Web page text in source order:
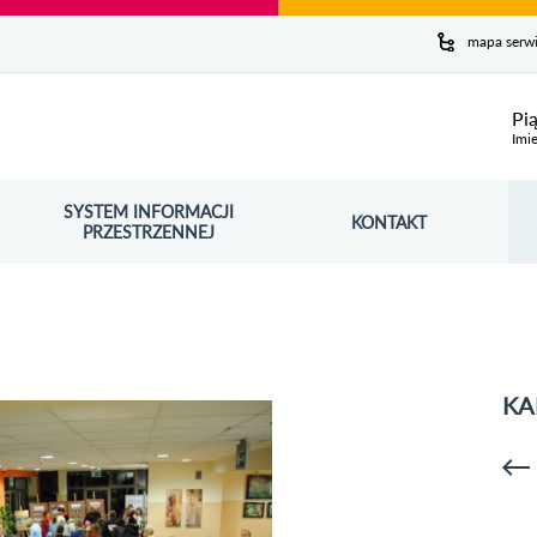
mapa
SYSTEM INFORMACJI
PRZESTRZENNEJ
OTWORZY SIĘ W NOWYM OKNIE KONTAKT